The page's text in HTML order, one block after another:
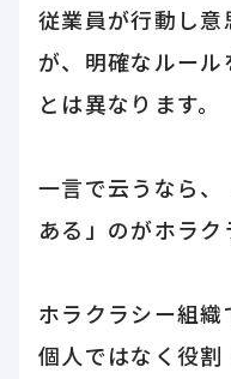
従業員が行動し
が、明確なルー
とは異なります。
一言で云うなら
ある」のがホラク
ホラクラシー組
個人ではなく役